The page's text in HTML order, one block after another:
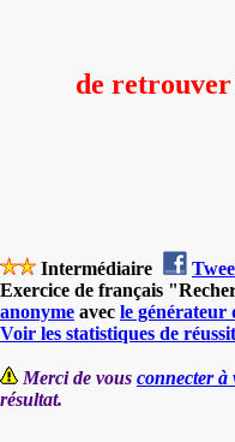
de
Intermédiaire
Exercice de français
anonyme avec le générateur
Voir les statistiques de
Merci de vous connecter à
résultat.